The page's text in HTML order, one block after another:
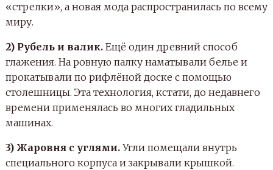
«стрелки», а новая мода распространилась по всему
миру.
2) Рубель и валик.Ещё один древний способ
глажения. На ровную палку наматывали белье и
прокатывали по рифлёной доске с помощью
столешницы. Эта технология, кстати, до недавнего
времени применялась во многих гладильных
машинах.
3) Жаровня с углями.Угли помещали внутрь
специального корпуса и закрывали крышкой.